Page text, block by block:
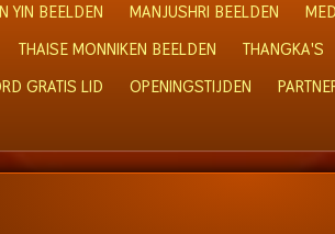
YIN BEELDEN MANJUSHRI BEELDEN
THAISE MONNIKEN BEELDEN THANGKA'S
GRATIS LID OPENINGSTIJDEN